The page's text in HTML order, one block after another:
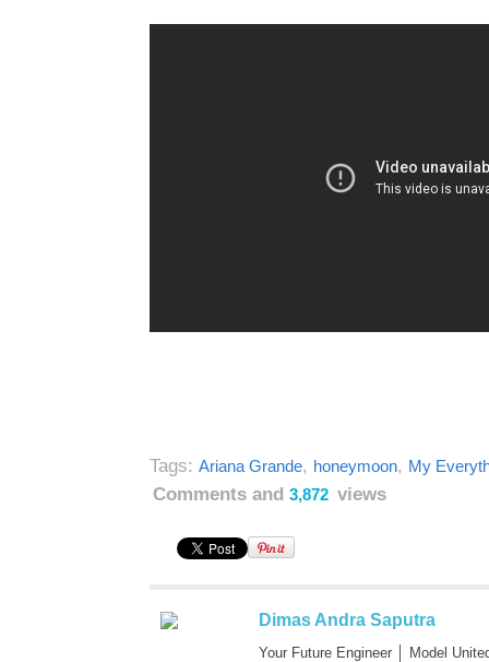
Tags: Ariana Grande, honeymoon, My
Comments and 3,872 views
Dimas Andra Saputra
Your Future Engineer │ Model